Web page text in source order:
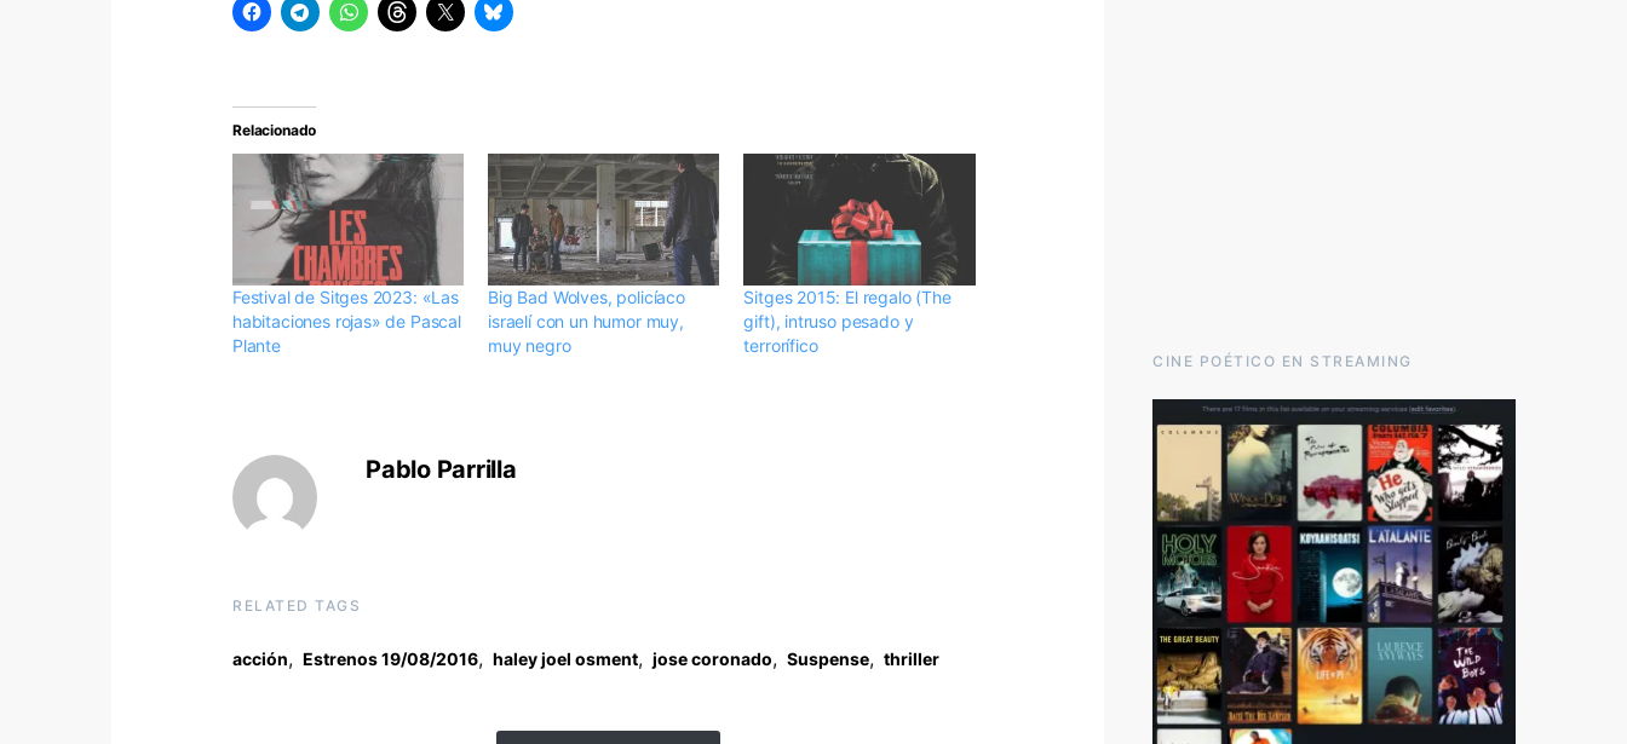
Relacionado
Festival de Sitges 2023: «Las
habitaciones rojas» de Pascal
Plante
Big Bad Wolves, policíaco
israelí con un humor muy,
muy negro
Sitges 2015: El regalo (The
gift), intruso pesado y
terrorífico
Pablo Parrilla
RELATED TAGS
acción, Estrenos 19/08/2016, haley joel osment, jose coronado, Suspense, thriller
CINE POÉTICO EN STREAMING